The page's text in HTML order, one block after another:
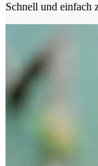
Schnell und einfach